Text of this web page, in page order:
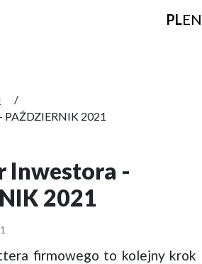
PLEN
/
2021
Inwestora -
2021
firmowego to kolejny krok